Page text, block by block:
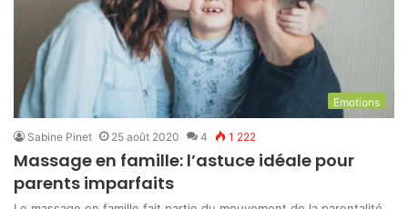
Emotions
Sabine Pinet 25 août 2020 4 1 222
Massage en famille: l’astuce idéale pour
parents imparfaits